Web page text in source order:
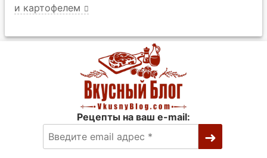
и картофелем
Рецепты на ваш e-mail: